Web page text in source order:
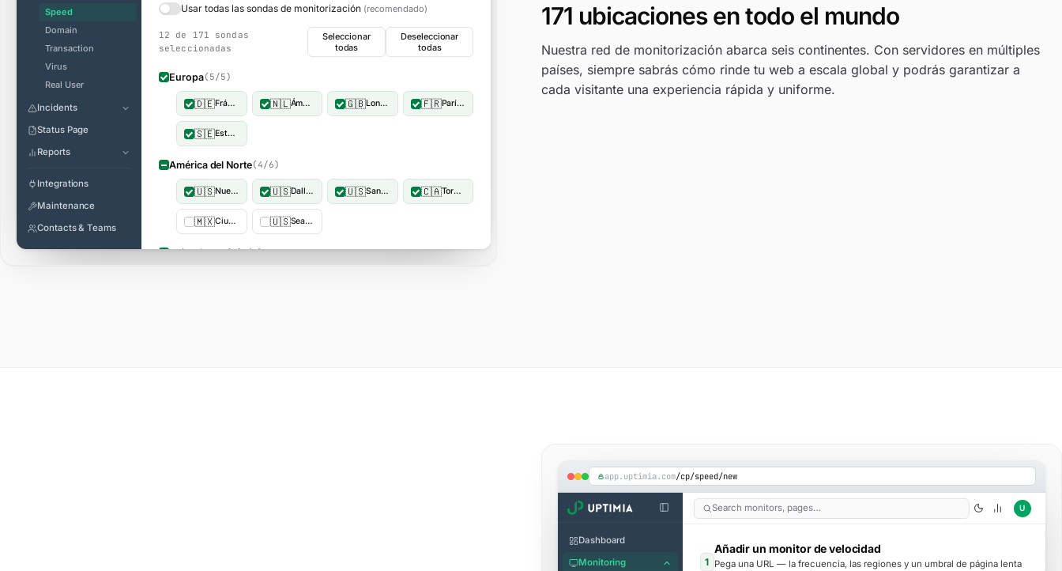
171 ubicaciones en todo el mundo
Nuestra red de monitorización abarca seis continentes. Con servidores en múltiples
países, siempre sabrás cómo rinde tu web a escala global y podrás garantizar a
cada visitante una experiencia rápida y uniforme.
Speed
Domain
Transaction
Virus
Real User
Incidents
Status Page
Reports
Integrations
Maintenance
Contacts & Teams
Usar todas las sondas de monitorización (recomendado)
12 de 171 sondas
seleccionadas
Seleccionar
todas
Deseleccionar
todas
Europa(5/5)
🇩🇪 Fráncfort, Alemania 🇳🇱 Ámsterdam, Países Bajos 🇬🇧 Londres, Reino Unido 🇫🇷 París, Francia
🇸🇪 Estocolmo, Suecia
América del Norte(4/6)
🇺🇸 Nueva York, Estados Unidos 🇺🇸 Dallas, Estados Unidos 🇺🇸 San Francisco, Estados Unidos 🇨🇦 Toronto, Canadá
🇲🇽 Ciudad de México, México 🇺🇸 Seattle, Estados Unidos
Asia · Oceanía(3/6)
app.uptimia.com/cp/speed/new
Dashboard
Monitoring
Search monitors, pages… U
1
Añadir un monitor de velocidad
Pega una URL — la frecuencia, las regiones y un umbral de página lenta